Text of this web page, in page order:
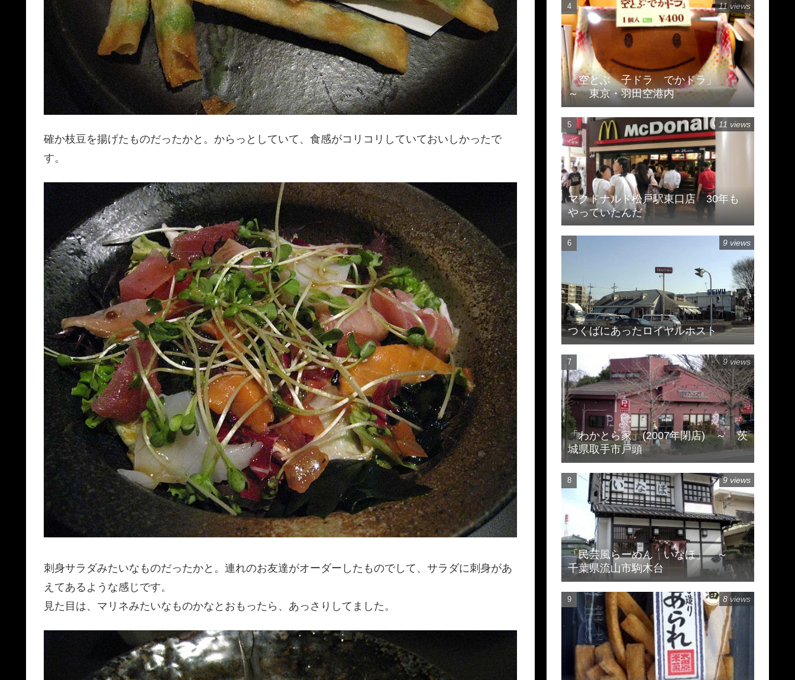
確か枝豆を揚げたものだったかと。からっとしていて、食感がコリコリしていておいしかったで
す。
刺身サラダみたいなものだったかと。連れのお友達がオーダーしたものでして、サラダに刺身があ
えてあるような感じです。
見た目は、マリネみたいなものかなとおもったら、あっさりしてました。
「空とぶ 子ドラ でかドラ」
～ 東京・羽田空港内
11 views
マクドナルド松戸駅東口店 30年も
やっていたんだ
11 views
つくばにあったロイヤルホスト
9 views
「わかとら家」(2007年閉店) ～ 茨
城県取手市戸頭
9 views
「民芸風らーめん いなほ」 ～
千葉県流山市駒木台
9 views
8 views